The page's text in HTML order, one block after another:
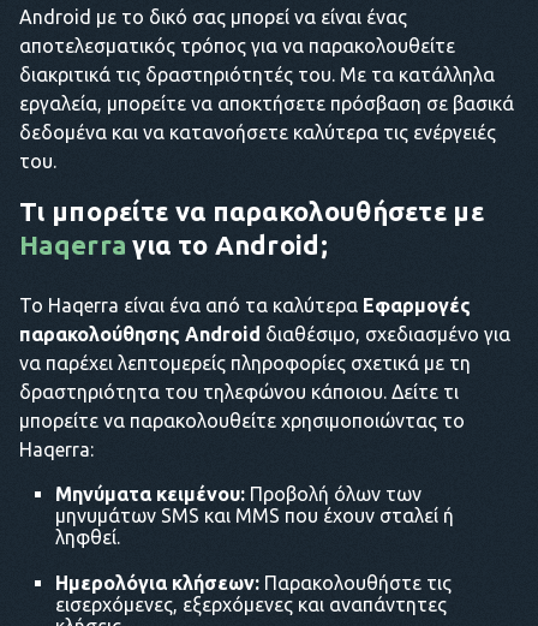
Android με το δικό σας μπορεί να είναι ένας
αποτελεσματικός τρόπος για να παρακολουθείτε
διακριτικά τις δραστηριότητές του. Με τα κατάλληλα
εργαλεία, μπορείτε να αποκτήσετε πρόσβαση σε βασικά
δεδομένα και να κατανοήσετε καλύτερα τις ενέργειές
του.
Τι μπορείτε να παρακολουθήσετε με
Haqerra για το Android;
Το Haqerra είναι ένα από τα καλύτερα Εφαρμογές
παρακολούθησης Android διαθέσιμο, σχεδιασμένο για
να παρέχει λεπτομερείς πληροφορίες σχετικά με τη
δραστηριότητα του τηλεφώνου κάποιου. Δείτε τι
μπορείτε να παρακολουθείτε χρησιμοποιώντας το
Haqerra:
Μηνύματα κειμένου: Προβολή όλων των
μηνυμάτων SMS και MMS που έχουν σταλεί ή
ληφθεί.
Ημερολόγια κλήσεων: Παρακολουθήστε τις
εισερχόμενες, εξερχόμενες και αναπάντητες